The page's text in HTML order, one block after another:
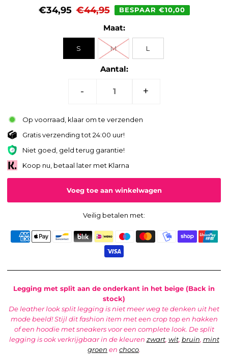
€34,95 €44,95 BESPAAR €10,00
Maat:
S M L
Aantal:
- +
Op voorraad, klaar om te verzenden
Gratis verzending tot 24:00 uur!
Niet goed, geld terug garantie!
Koop nu, betaal later met Klarna
Veilig betalen met:
Legging met split aan de onderkant in het beige (Back in
stock)
De leather look split legging is niet meer weg te denken uit het
mode beeld! Stijl dit fashion item met een crop top en hakken
of een hoodie met sneakers voor een complete look. De split
legging is ook verkrijgbaar in de kleuren zwart, wit, bruin, mint
groen en choco.